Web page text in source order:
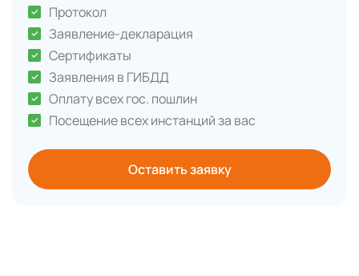
Протокол
Заявление-декларация
Сертификаты
Заявления в ГИБДД
Оплату всех гос. пошлин
Посещение всех инстанций за вас
Оставить заявку